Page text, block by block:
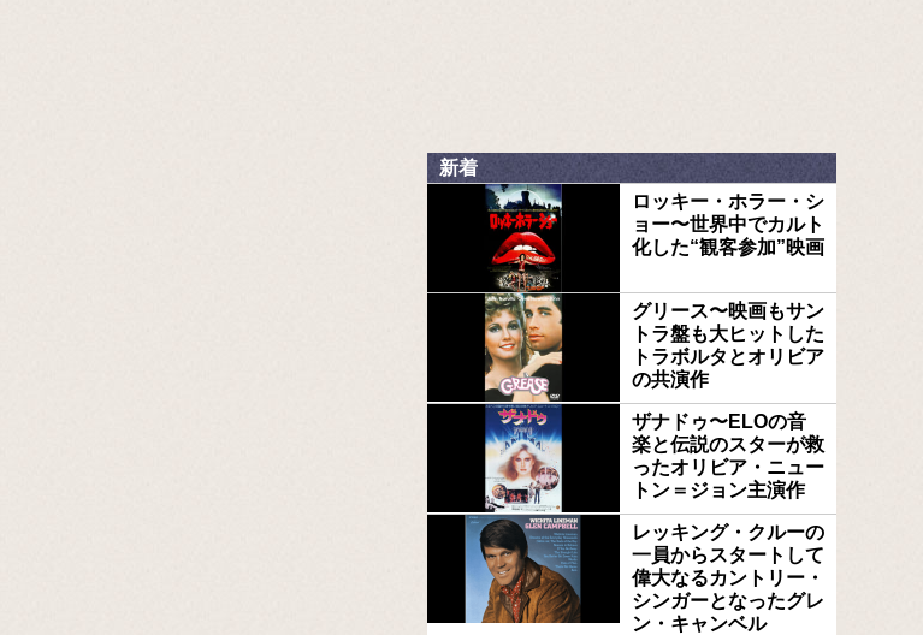
新着
ロッキー・ホラー・シ
ョー〜世界中でカルト
化した“観客参加”映画
グリース〜映画もサン
トラ盤も大ヒットした
トラボルタとオリビア
の共演作
ザナドゥ〜ELOの音
楽と伝説のスターが救
ったオリビア・ニュー
トン＝ジョン主演作
レッキング・クルーの
一員からスタートして
偉大なるカントリー・
シンガーとなったグレ
ン・キャンベル